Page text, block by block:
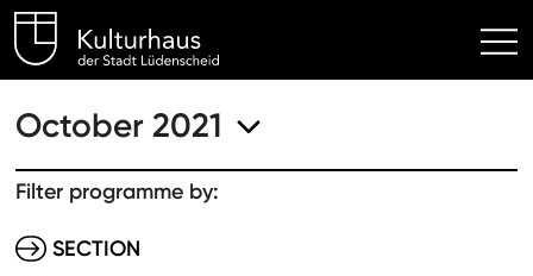
Kulturhaus Lüdenscheid
October 2021
Filter programme by:
SECTION